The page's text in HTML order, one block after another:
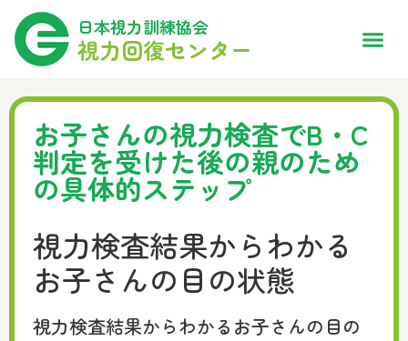
日本視力訓練協会
視力回復センター
お子さんの視力検査でB・C
判定を受けた後の親のため
の具体的ステップ
視力検査結果からわかる
お子さんの目の状態
視力検査結果からわかるお子さんの目の